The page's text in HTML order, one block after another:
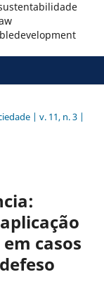
| v. 11, n. 3 |
em casos